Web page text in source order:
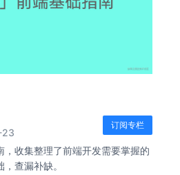
23
订阅专栏
，收集整理了前端开发需要掌握的
查漏补缺。